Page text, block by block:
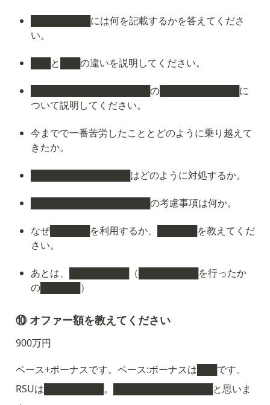
█████████には何を記載するかを答えてくださ
い。
███と███の違いを説明してください。
██████████████████の████████████に
ついて説明してください。
今までで一番苦労したこととどのように乗り越えて
きたか。
███████████████はどのように対処するか。
██████████████████の考慮事項は何か。
なぜ██████を利用するか、██████を教えてくだ
さい。
あとは、█████████（█████████を行ったか
の██████）
⑩ オファー額を教えてください
900万円
ベース+ボーナスです。ベース:ボーナスは███です。
RSUは█████████。███████████████と思いま